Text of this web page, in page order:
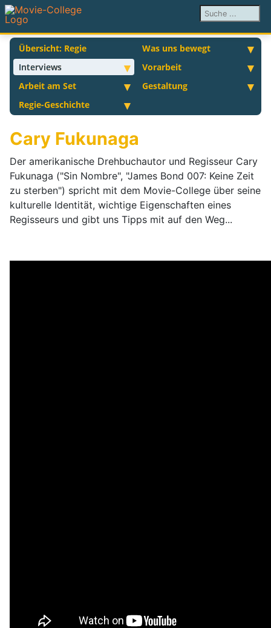
Suchen ...
Übersicht: Regie
Was uns bewegt
Interviews
Vorarbeit
Arbeit am Set
Gestaltung
Regie-Geschichte
Cary Fukunaga
Der amerikanische Drehbuchautor und Regisseur Cary
Fukunaga ("Sin Nombre", "James Bond 007: Keine Zeit
zu sterben") spricht mit dem Movie-College über seine
kulturelle Identität, wichtige Eigenschaften eines
Regisseurs und gibt uns Tipps mit auf den Weg...